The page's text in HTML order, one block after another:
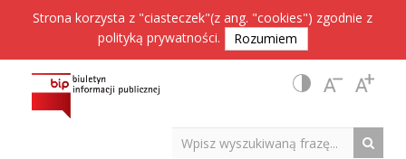
Strona korzysta z "ciasteczek"(z ang. "cookies") zgodnie z
polityką prywatności. Rozumiem